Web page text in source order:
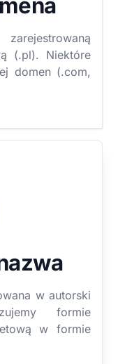
(.pl). Niektóre
domen (.com,
w autorski
formie
w formie